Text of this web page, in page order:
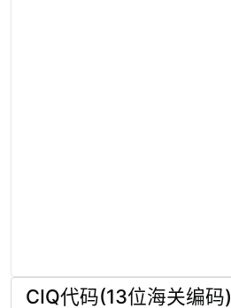
CIQ代码(13位海关编码)